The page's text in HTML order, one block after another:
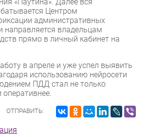
ИТ
Центром
административных
направляется владельцам
прямо в личный кабинет на
в апреле и уже успел выявить
использованию нейросети
ПДД стал не только
ОТПРАВИТЬ: